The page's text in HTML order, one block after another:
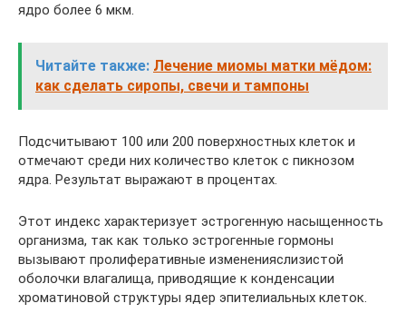
ядро более 6 мкм.
Читайте также: Лечение миомы матки мёдом:
как сделать сиропы, свечи и тампоны
Подсчитывают 100 или 200 поверхностных клеток и
отмечают среди них количество клеток с пикнозом
ядра. Результат выражают в процентах.
Этот индекс характеризует эстрогенную насыщенность
организма, так как только эстрогенные гормоны
вызывают пролиферативные измененияслизистой
оболочки влагалища, приводящие к конденсации
хроматиновой структуры ядер эпителиальных клеток.